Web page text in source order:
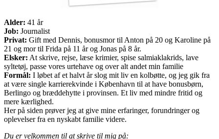
Alder: 41 år
Job: Journalist
Privat: Gift med Dennis, bonusmor til Anton på 20 og Karoline på
21 og mor til Frida på 11 år og Jonas på 8 år.
Elsker: At skrive, rejse, læse krimier, spise salmiaklakrids, lave
syltetøj, passe vores urtehave og over alt andet min familie
Formål: I løbet af et halvt år slog mit liv en kolbøtte, og jeg gik fra
at være single karrierekvinde i København til at have bonusbørn,
Berlingo og bræddehytte i provinsen. Et liv med mindre fritid og
mere kærlighed.
Her på siden prøver jeg at give mine erfaringer, forundringer og
oplevelser fra en nyskabt familie videre.
Du er velkommen til at skrive til mig på: